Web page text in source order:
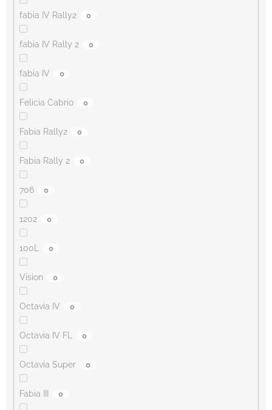
fabia IV Rally2 0
fabia IV Rally 2 0
fabia IV 0
Felicia Cabrio 0
Fabia Rally2 0
Fabia Rally 2 0
706 0
1202 0
100L 0
Vision 0
Octavia IV 0
Octavia IV FL 0
Octavia Super 0
Fabia III 0